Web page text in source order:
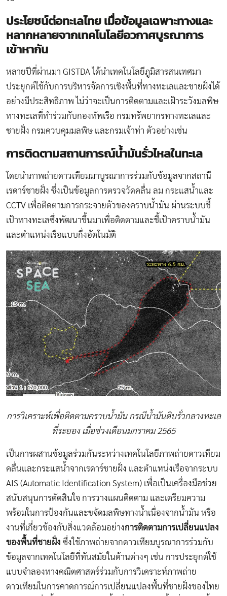
ประโยชน์ต่อทะเลไทย เมื่อข้อมูลเฉพาะทางและ
หลากหลายจากเทคโนโลยีอวกาศบูรณาการ
เข้าหากัน
หลายปีที่ผ่านมา GISTDA ได้นำเทคโนโลยีภูมิสารสนเทศมา
ประยุกต์ใช้กับการบริหารจัดการเชิงพื้นที่ทางทะเลและชายฝั่งได้
อย่างมีประสิทธิภาพ ไม่ว่าจะเป็นการติดตามและเฝ้าระวังมลพิษ
ทางทะเลที่ทำร่วมกับกองทัพเรือ กรมทรัพยากรทางทะเลและ
ชายฝั่ง กรมควบคุมมลพิษ และกรมเจ้าท่า ตัวอย่างเช่น
การติดตามสถานการณ์น้ำมันรั่วไหลในทะเล
โดยนำภาพถ่ายดาวเทียมมาบูรณาการร่วมกับข้อมูลจากสถานี
เรดาร์ชายฝั่ง ซึ่งเป็นข้อมูลการตรวจวัดคลื่น ลม กระแสน้ำและ
CCTV เพื่อติดตามการกระจายตัวของคราบน้ำมัน ผ่านระบบชี้
เป้าทางทะเลซึ่งพัฒนาขึ้นมาเพื่อติดตามและชี้เป้าคราบน้ำมัน
และตำแหน่งเรือแบบกึ่งอัตโนมัติ
การวิเคราะห์เพื่อติดตามคราบน้ำมัน กรณีน้ำมันดิบรั่วกลางทะเล
ที่ระยอง เมื่อช่วงเดือนมกราคม 2565
เป็นการผสานข้อมูลร่วมกันระหว่างเทคโนโลยีภาพถ่ายดาวเทียม
คลื่นและกระแสน้ำจากเรดาร์ชายฝั่ง และตำแหน่งเรือจากระบบ
AIS (Automatic Identification System) เพื่อเป็นเครื่องมือช่วย
สนับสนุนการตัดสินใจ การวางแผนติดตาม และเตรียมความ
พร้อมในการป้องกันและขจัดมลพิษทางน้ำเนื่องจากน้ำมัน หรือ
งานที่เกี่ยวข้องกับสิ่งแวดล้อมอย่างการติดตามการเปลี่ยนแปลง
ของพื้นที่ชายฝั่ง ซึ่งใช้ภาพถ่ายจากดาวเทียมบูรณาการร่วมกับ
ข้อมูลจากเทคโนโลยีที่ทันสมัยในด้านต่างๆ เช่น การประยุกต์ใช้
แบบจำลองทางคณิตศาสตร์ร่วมกับการวิเคราะห์ภาพถ่าย
ดาวเทียมในการคาดการณ์การเปลี่ยนแปลงพื้นที่ชายฝั่งของไทย